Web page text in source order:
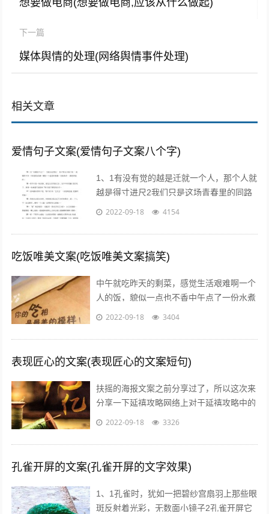
想要做电商(想要做电商,应该从什么做起)
下一篇
媒体舆情的处理(网络舆情事件处理)
相关文章
爱情句子文案(爱情句子文案八个字)
1、1有没有觉的越是迁就一个人，那个人就
越是得寸进尺2我们只是这场青春里的同路
者，相伴着走过这一段时光3不属于我的东
2022-09-18 4154
吃饭唯美文案(吃饭唯美文案搞笑)
中午就吃昨天的剩菜，感觉生活艰难啊一个
人的饭，貌似一点也不香中午点了一份水煮
鱼，超级开胃呀我一个人也要吃麻麻香中午
2022-09-18 3404
表现匠心的文案(表现匠心的文案短句)
扶摇的海报文案之前分享过了，所以这次来
分享一下延禧攻略网络上对于延禧攻略中的
服饰画风妆容都一致的满意，非常符合历史
2022-09-18 3326
孔雀开屏的文案(孔雀开屏的文字效果)
1、1孔雀时，犹如一把碧纱宫扇羽上那些眼
斑反射着光彩，无数面小镜子2孔雀开屏它